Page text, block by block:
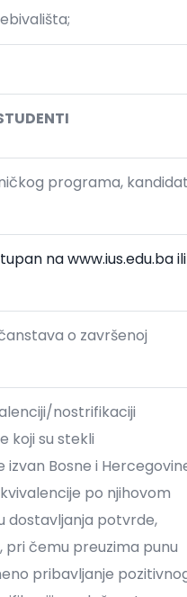
programa,
na www.ius.edu.ba
o završenoj
nostrifikaciji
koji su stekli
Bosne i
po njihovom
dostavljanja potvrde,
pri čemu preuzima punu
pribavljanje